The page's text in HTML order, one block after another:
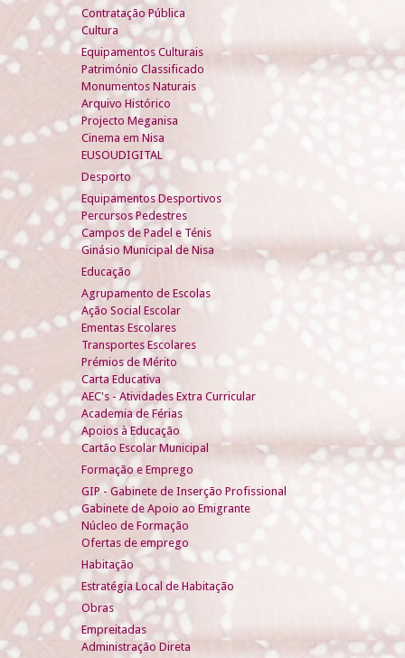
Contratação Pública
Cultura
Equipamentos Culturais
Património Classificado
Monumentos Naturais
Arquivo Histórico
Projecto Meganisa
Cinema em Nisa
EUSOUDIGITAL
Desporto
Equipamentos Desportivos
Percursos Pedestres
Campos de Padel e Ténis
Ginásio Municipal de Nisa
Educação
Agrupamento de Escolas
Ação Social Escolar
Ementas Escolares
Transportes Escolares
Prémios de Mérito
Carta Educativa
AEC's - Atividades Extra Curricular
Academia de Férias
Apoios à Educação
Cartão Escolar Municipal
Formação e Emprego
GIP - Gabinete de Inserção Profissional
Gabinete de Apoio ao Emigrante
Núcleo de Formação
Ofertas de emprego
Habitação
Estratégia Local de Habitação
Obras
Empreitadas
Administração Direta